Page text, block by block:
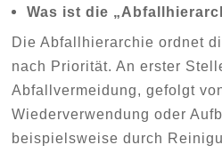
Was ist die
Die Abfallhierarchie ordnet
nach Priorität. An erster
Abfallvermeidung, gefolgt
Wiederverwendung oder
beispielsweise durch